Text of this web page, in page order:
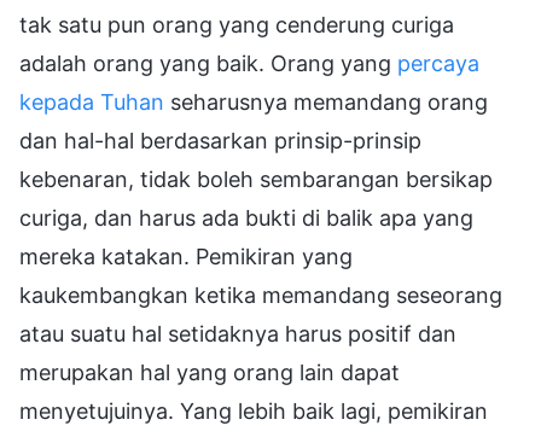
tak satu pun orang yang cenderung curiga
adalah orang yang baik. Orang yang percaya
kepada Tuhan seharusnya memandang orang
dan hal-hal berdasarkan prinsip-prinsip
kebenaran, tidak boleh sembarangan bersikap
curiga, dan harus ada bukti di balik apa yang
mereka katakan. Pemikiran yang
kaukembangkan ketika memandang seseorang
atau suatu hal setidaknya harus positif dan
merupakan hal yang orang lain dapat
menyetujuinya. Yang lebih baik lagi, pemikiran